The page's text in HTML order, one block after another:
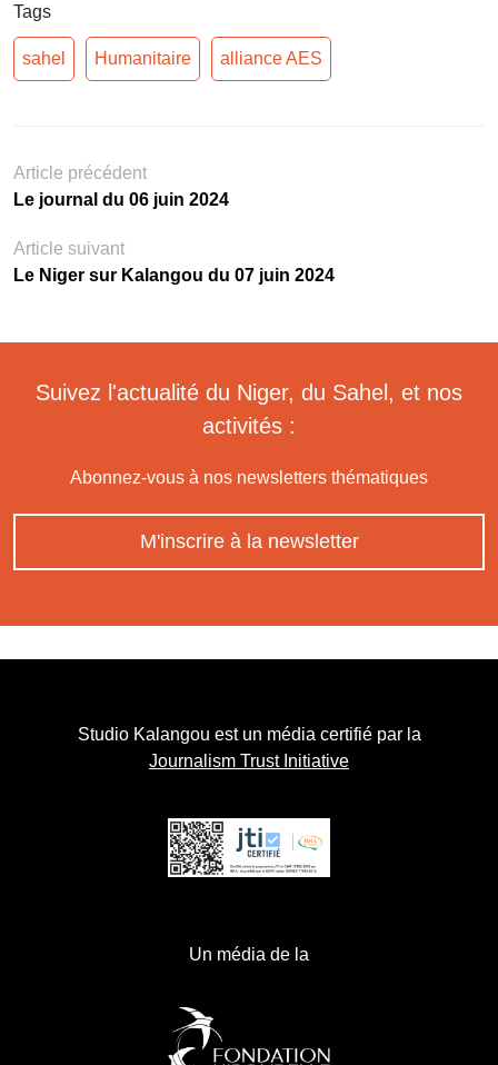
Tags
sahel Humanitaire alliance AES
Article précédent
Le journal du 06 juin 2024
Article suivant
Le Niger sur Kalangou du 07 juin 2024
Suivez l'actualité du Niger, du Sahel, et nos
activités :
Abonnez-vous à nos newsletters thématiques
M'inscrire à la newsletter
Studio Kalangou est un média certifié par la
Journalism Trust Initiative
Un média de la